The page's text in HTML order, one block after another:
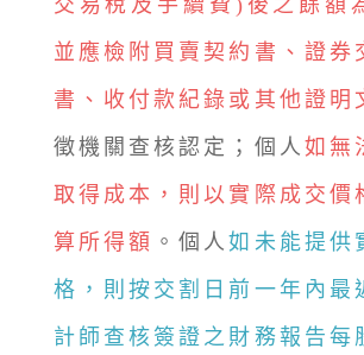
交易稅及手續費)後之餘額
並應檢附買賣契約書、證券
書、收付款紀錄或其他證明
徵機關查核認定；個人 如無
取得成本，則以實際成交價
算所得額 。個人如未能提供
格，則按交割日前一年內最
計師查核簽證之財務報告每